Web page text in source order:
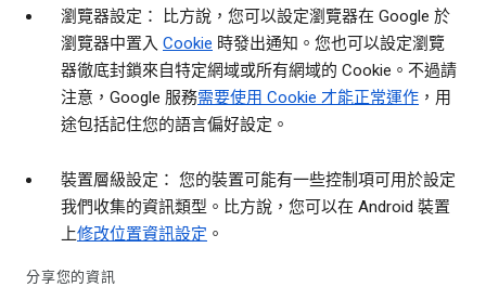
瀏覽器設定： 比方說，您可以設定瀏覽器在 Google 於
瀏覽器中置入 Cookie 時發出通知。您也可以設定瀏覽
器徹底封鎖來自特定網域或所有網域的 Cookie。不過請
注意，Google 服務需要使用 Cookie 才能正常運作 ，用
途包括記住您的語言偏好設定。
裝置層級設定： 您的裝置可能有一些控制項可用於設定
我們收集的資訊類型。比方說，您可以在 Android 裝置
上修改位置資訊設定 。
分享您的資訊